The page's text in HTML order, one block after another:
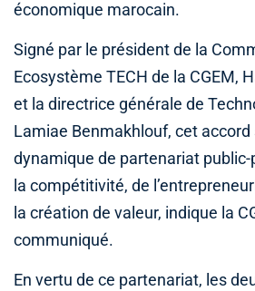
économique marocain.
Signé par le président de la
Ecosystème TECH de la CGEM,
et la directrice générale de
Lamiae Benmakhlouf, cet accord
dynamique de partenariat public-
la compétitivité, de
la création de valeur, indique la
communiqué.
En vertu de ce partenariat, les